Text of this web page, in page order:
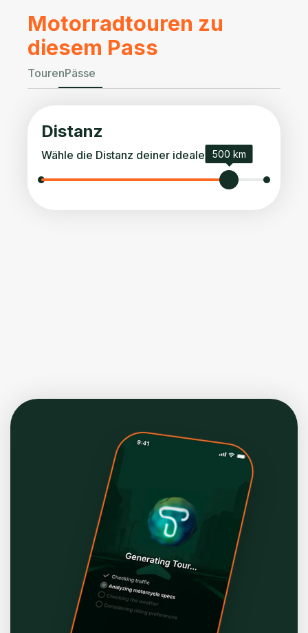
Motorradtouren zu
diesem Pass
TourenPässe
Distanz
Wähle die Distanz deiner idealen Tour.
500 km